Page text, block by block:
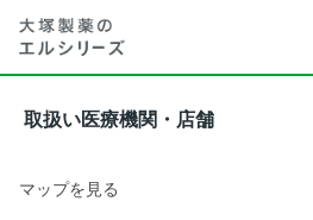
取扱い医療機関・店舗
マップを見る